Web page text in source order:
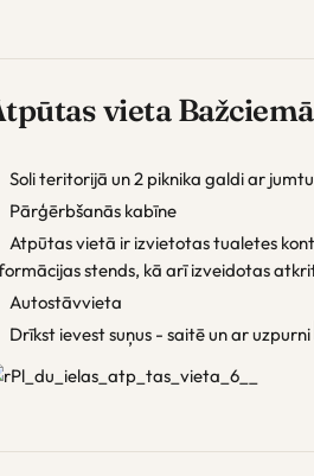
vieta
Soli teritorijā un 2 piknika galdi ar
Pārģērbšanās kabīne
Atpūtas vietā ir izvietotas tualetes
stends, kā arī izveidotas
Autostāvvieta
Drīkst ievest suņus - saitē un ar uzpurni